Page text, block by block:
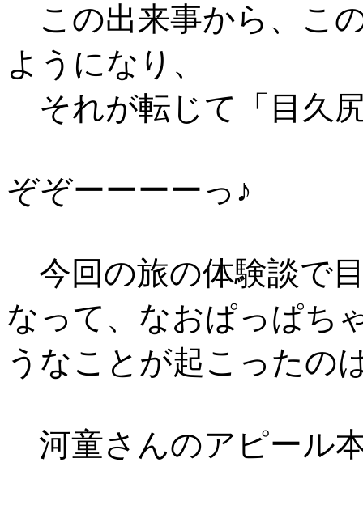
この出来事から、こ
ようになり、
それが転じて「目久
ぞぞーーーーっ♪
今回の旅の体験談で
なって、なおぱっぱち
うなことが起こったの
河童さんのアピール